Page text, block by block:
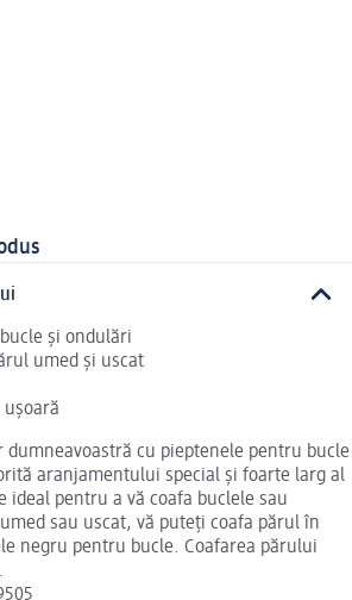
și ondulări
umed și uscat
ușoară
dumneavoastră cu pieptenele pentru bucle
aranjamentului special și foarte larg al
ideal pentru a vă coafa buclele sau
sau uscat, vă puteți coafa părul în
negru pentru bucle. Coafarea părului